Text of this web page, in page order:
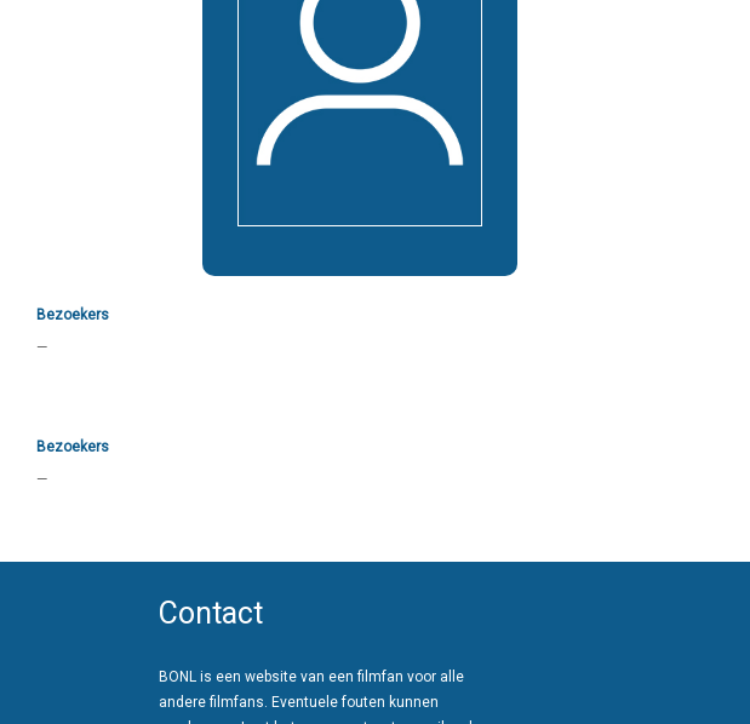
Bezoekers
—
Bezoekers
—
Contact
BONL is een website van een filmfan voor alle
andere filmfans. Eventuele fouten kunnen